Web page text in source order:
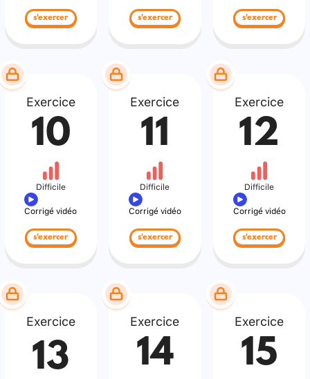
s'exercer s'exercer s'exercer
Exercice
10
Difficile
Corrigé vidéo
s'exercer
Exercice
11
Difficile
Corrigé vidéo
s'exercer
Exercice
12
Difficile
Corrigé vidéo
s'exercer
Exercice
13
Exercice
14
Exercice
15